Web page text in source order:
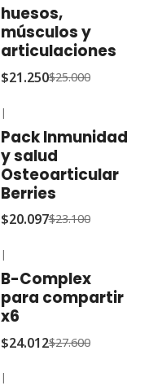
huesos,
músculos y
articulaciones
$21.250$25.000
|
Pack Inmunidad
y salud
Osteoarticular
Berries
$20.097$23.100
|
B-Complex
para compartir
x6
$24.012$27.600
|